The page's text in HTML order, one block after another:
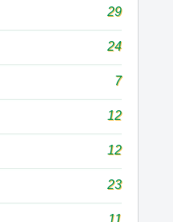
29
24
7
12
12
23
11